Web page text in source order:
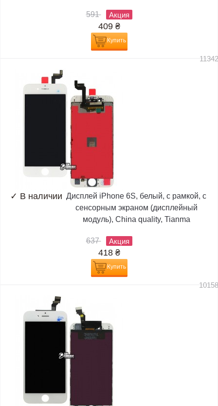
591 Акция
409 ₴
Купить
✓ В наличии Дисплей iPhone 6S, белый, с рамкой, с
сенсорным экраном (дисплейный
модуль), China quality, Tianma
637 Акция
418 ₴
Купить